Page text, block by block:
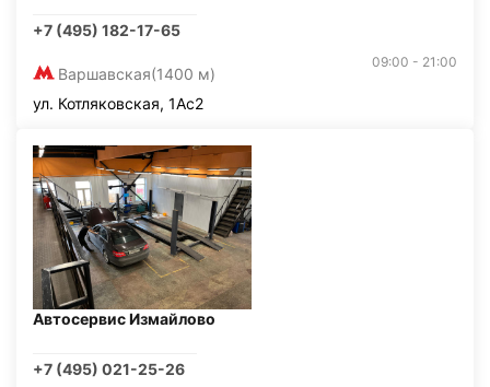
+7 (495) 182-17-65
Варшавская(1400 м)
09:00 - 21:00
ул. Котляковская, 1Ас2
Автосервис Измайлово
+7 (495) 021-25-26